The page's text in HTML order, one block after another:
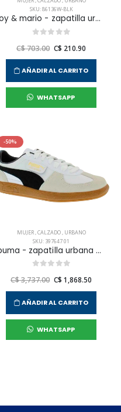
SKU: 86136W-BLK
joy & mario - zapatilla urbana casual para mujer
C$ 703.00 C$ 210.90
AÑADIR AL CARRITO
WHATSAPP
-50%
MUJER,CALZADO, URBANO
SKU: 397647 01
puma - zapatilla urbana palermo lth wmn
C$ 3,737.00 C$ 1,868.50
AÑADIR AL CARRITO
WHATSAPP